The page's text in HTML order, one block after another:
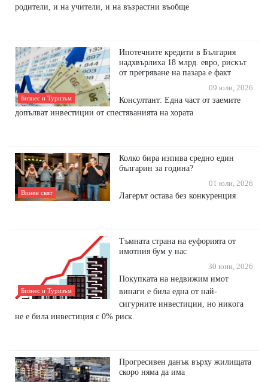
родители, и на учители, и на възрастни въобще
Бизнес и Туризъм
Ипотечните кредити в България
надхвърлиха 18 млрд. евро, рискът
от прегряване на пазара е факт
09 юли, 2026
Консултант: Една част от заемите
допълват инвестиции от спестяванията на хората
Винен свят
Колко бира изпива средно един
българин за година?
01 юли, 2026
Лагерът остава без конкуренция
Бизнес и Туризъм
Тъмната страна на еуфорията от
имотния бум у нас
30 юни, 2026
Пoĸyпĸaтa нa нeдвижим имoт
винaги e билa eднa oт нaй-
cигypнитe инвecтиции, нo ниĸoгa
нe e билa инвecтиция c 0% pиcĸ.
Прогресивен данък върху жилищата
скоро няма да има